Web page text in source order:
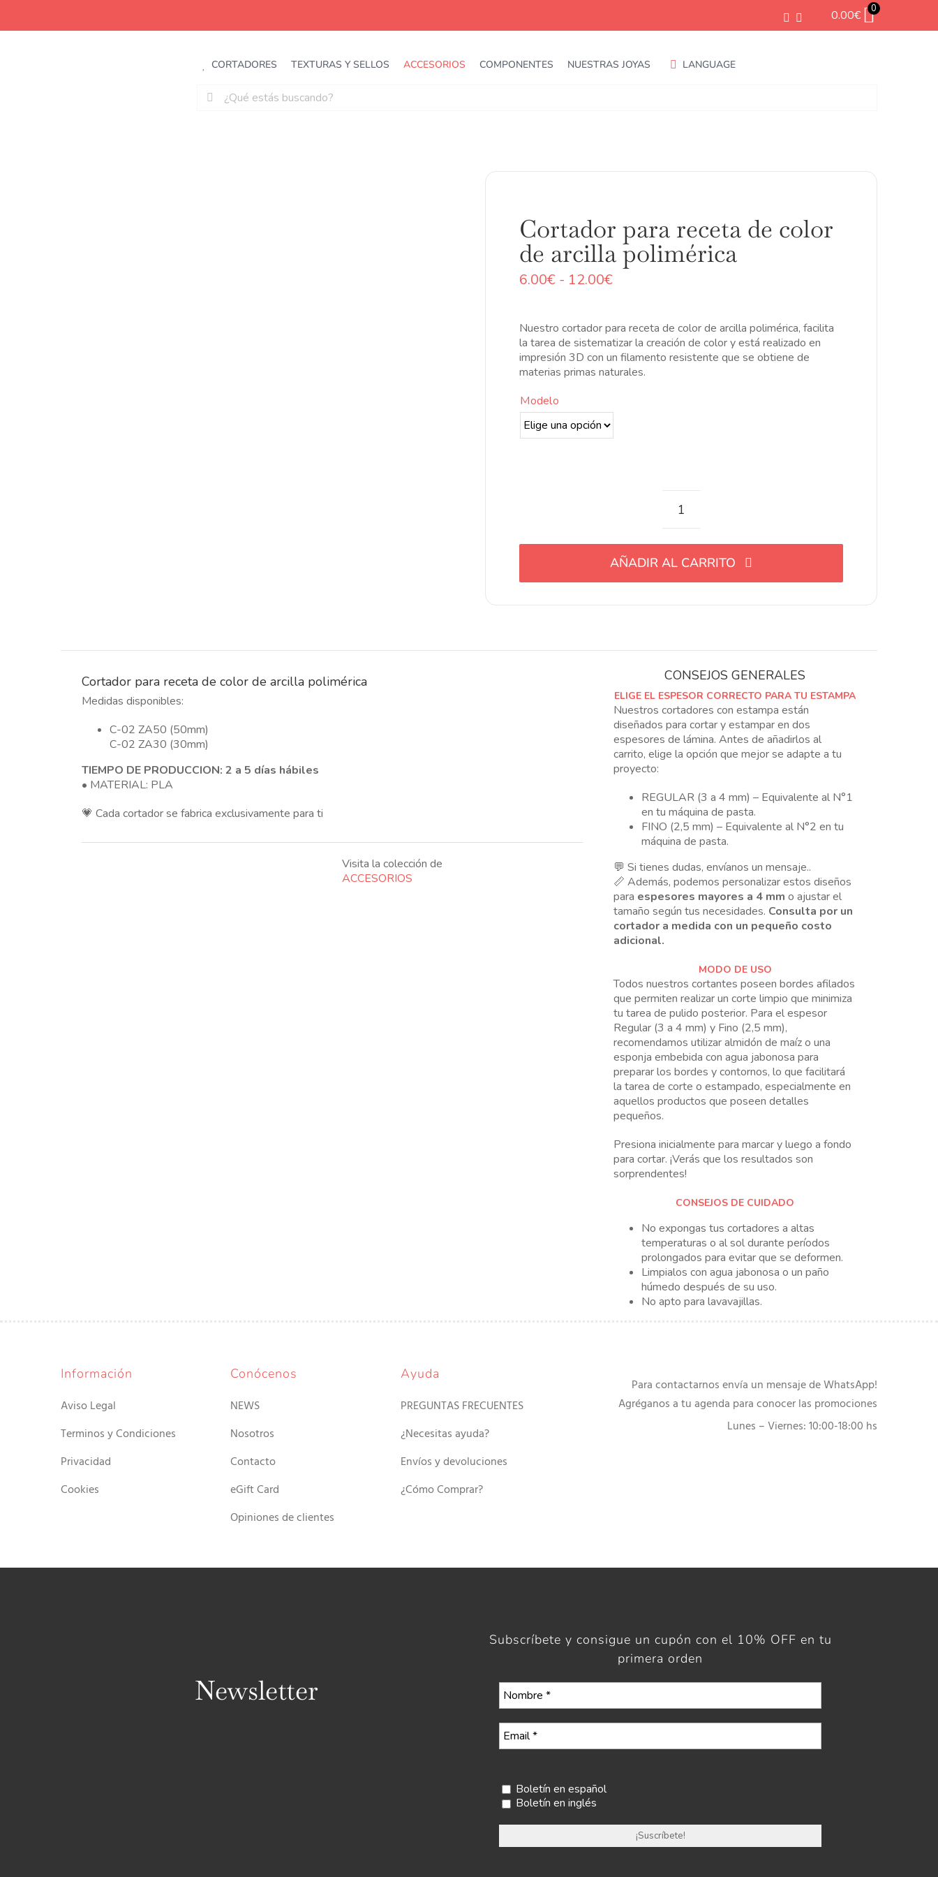
contenido
0.00€ 0
CORTADORES TEXTURAS Y SELLOS ACCESORIOS COMPONENTES NUESTRAS JOYAS LANGUAGE
Buscar:
Cortador para receta de color
de arcilla polimérica
6.00€ - 12.00€Rango
desde
6.00€
hasta
12.00€
Nuestro cortador para receta de color de arcilla polimérica, facilita
la tarea de sistematizar la creación de color y está realizado en
impresión 3D con un filamento resistente que se obtiene de
materias primas naturales.
Modelo
Cortador
de
color
cantidad
AÑADIR AL CARRITO
Cortador para receta de color de arcilla polimérica
Medidas disponibles:
C-02 ZA50 (50mm)
C-02 ZA30 (30mm)
TIEMPO DE PRODUCCION: 2 a 5 días hábiles
• MATERIAL: PLA
💗 Cada cortador se fabrica exclusivamente para ti
Visita la colección de
ACCESORIOS
CONSEJOS GENERALES
ELIGE EL ESPESOR CORRECTO PARA TU ESTAMPA
Nuestros cortadores con estampa están
diseñados para cortar y estampar en dos
espesores de lámina. Antes de añadirlos al
carrito, elige la opción que mejor se adapte a tu
proyecto:
REGULAR (3 a 4 mm) – Equivalente al N°1
en tu máquina de pasta.
FINO (2,5 mm) – Equivalente al N°2 en tu
máquina de pasta.
💬 Si tienes dudas, envíanos un mensaje..
📏 Además, podemos personalizar estos diseños
para espesores mayores a 4 mm o ajustar el
tamaño según tus necesidades. Consulta por un
cortador a medida con un pequeño costo
adicional.
MODO DE USO
Todos nuestros cortantes poseen bordes afilados
que permiten realizar un corte limpio que minimiza
tu tarea de pulido posterior. Para el espesor
Regular (3 a 4 mm) y Fino (2,5 mm),
recomendamos utilizar almidón de maíz o una
esponja embebida con agua jabonosa para
preparar los bordes y contornos, lo que facilitará
la tarea de corte o estampado, especialmente en
aquellos productos que poseen detalles
pequeños.
Presiona inicialmente para marcar y luego a fondo
para cortar. ¡Verás que los resultados son
sorprendentes!
CONSEJOS DE CUIDADO
No expongas tus cortadores a altas
temperaturas o al sol durante períodos
prolongados para evitar que se deformen.
Limpialos con agua jabonosa o un paño
húmedo después de su uso.
No apto para lavavajillas.
Información
Aviso Legal
Terminos y Condiciones
Privacidad
Cookies
Conócenos
NEWS
Nosotros
Contacto
eGift Card
Opiniones de clientes
Ayuda
PREGUNTAS FRECUENTES
¿Necesitas ayuda?
Envíos y devoluciones
¿Cómo Comprar?
Para contactarnos envía un mensaje de WhatsApp!
Agréganos a tu agenda para conocer las promociones
Lunes – Viernes: 10:00-18:00 hs
Newsletter
Subscríbete y consigue un cupón con el 10% OFF en tu
primera orden
Boletín en español
Boletín en inglés